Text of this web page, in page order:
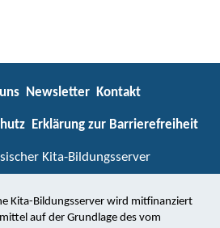
Newsletter Kontakt
Erklärung zur Barrierefreiheit
Kita-Bildungsserver
Kita-Bildungsserver wird mitfinanziert
auf der Grundlage des vom